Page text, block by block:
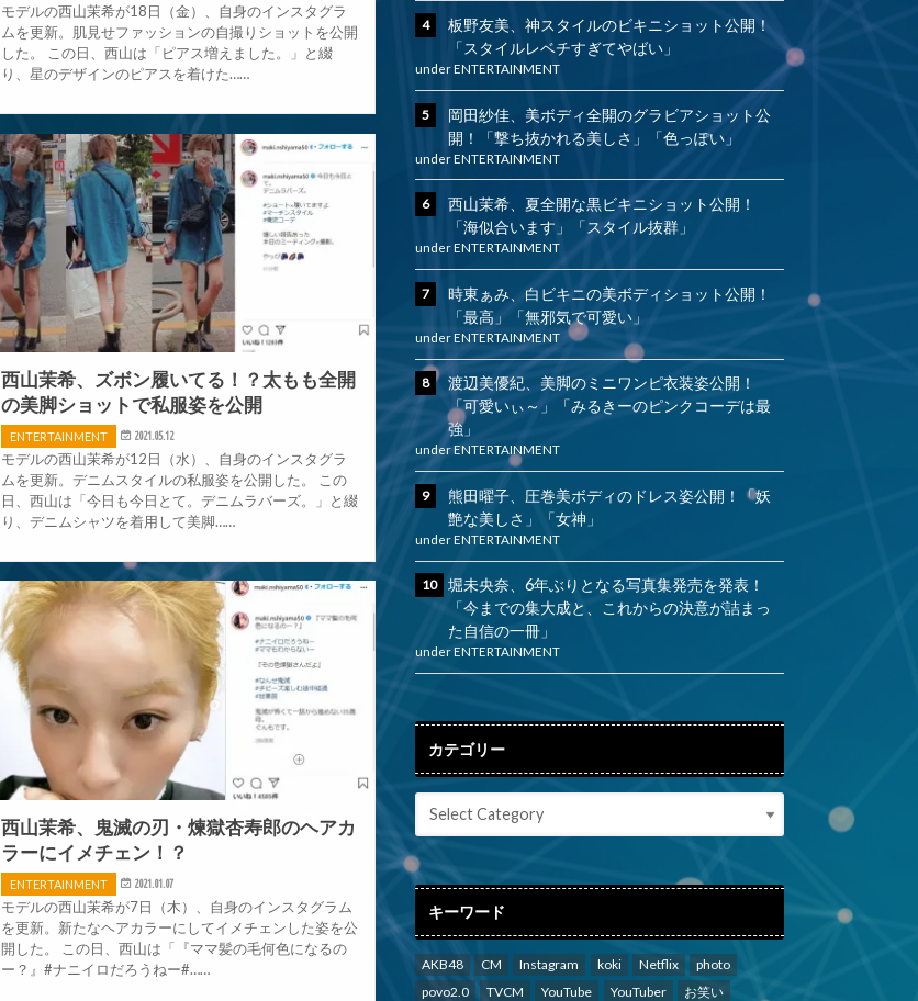
モデルの西山茉希が18日（金）、自身のインスタグラ
ムを更新。肌見せファッションの自撮りショットを公開
した。 この日、西山は「ピアス増えました。」と綴
り、星のデザインのピアスを着けた……
西山茉希、ズボン履いてる！？太もも全開
の美脚ショットで私服姿を公開
ENTERTAINMENT 2021.05.12
モデルの西山茉希が12日（水）、自身のインスタグラ
ムを更新。デニムスタイルの私服姿を公開した。 この
日、西山は「今日も今日とて。デニムラバーズ。」と綴
り、デニムシャツを着用して美脚……
西山茉希、鬼滅の刃・煉獄杏寿郎のヘアカ
ラーにイメチェン！？
ENTERTAINMENT 2021.01.07
モデルの西山茉希が7日（木）、自身のインスタグラム
を更新。新たなヘアカラーにしてイメチェンした姿を公
開した。 この日、西山は「『ママ髪の毛何色になるの
ー？』#ナニイロだろうねー#……
板野友美、神スタイルのビキニショット公開！
「スタイルレベチすぎてやばい」
underENTERTAINMENT
岡田紗佳、美ボディ全開のグラビアショット公
開！「撃ち抜かれる美しさ」「色っぽい」
underENTERTAINMENT
西山茉希、夏全開な黒ビキニショット公開！
「海似合います」「スタイル抜群」
underENTERTAINMENT
時東ぁみ、白ビキニの美ボディショット公開！
「最高」「無邪気で可愛い」
underENTERTAINMENT
渡辺美優紀、美脚のミニワンピ衣装姿公開！
「可愛いぃ～」「みるきーのピンクコーデは最
強」
underENTERTAINMENT
熊田曜子、圧巻美ボディのドレス姿公開！「妖
艶な美しさ」「女神」
underENTERTAINMENT
堀未央奈、6年ぶりとなる写真集発売を発表！
「今までの集大成と、これからの決意が詰まっ
た自信の一冊」
underENTERTAINMENT
カテゴリー
キーワード
AKB48 CM Instagram koki Netflix
photo
povo2.0
TVCM YouTube YouTuber
お笑い